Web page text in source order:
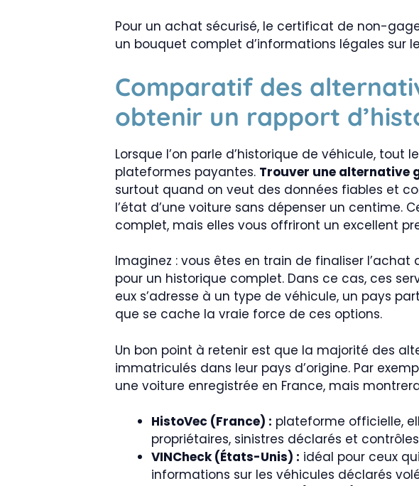
Pour un achat sécurisé, le certificat de non-
un bouquet complet d’informations légales sur
Comparatif des
obtenir un rapport
Lorsque l’on parle d’historique de véhicule,
plateformes payantes. Trouver une alternative
surtout quand on veut des données fiables et
l’état d’une voiture sans dépenser un
complet, mais elles vous offriront un excellent
Imaginez : vous êtes en train de finaliser
pour un historique complet. Dans ce cas, ces
eux s’adresse à un type de véhicule, un pays
que se cache la vraie force de ces options.
Un bon point à retenir est que la majorité des
immatriculés dans leur pays d’origine. Par
une voiture enregistrée en France, mais
HistoVec (France) : plateforme officielle,
propriétaires, sinistres déclarés et
VINCheck (États-Unis) : idéal pour ceux
informations sur les véhicules déclarés